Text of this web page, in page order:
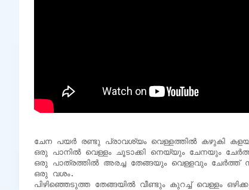
ചേന പയർ രണ്ടു പ്രാവശ്യം വെള്ളത്തിൽ കഴുകി
ഒരു പാനിൽ വെള്ളം ചൂടാക്കി നെയ്യും ചേനയും
ഒരു പാത്രത്തിൽ അരച്ച തേങ്ങയും വെള്ളവും ചേർത്ത്
ഒരു വശം.
പിഴിഞ്ഞെടുത്ത തേങ്ങയിൽ വീണ്ടും കുറച്ച് വെള്ളം